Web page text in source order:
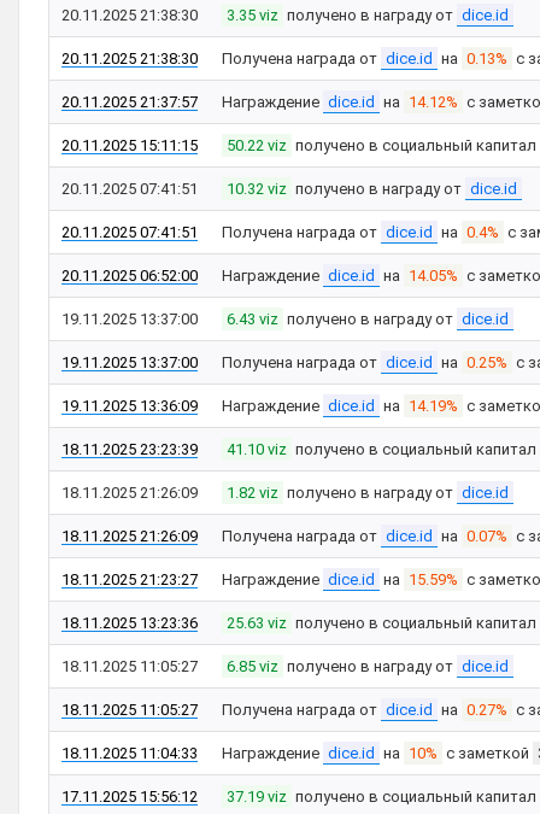
20.11.2025 21:38:30 3.35 viz получено в награду от dice.id
20.11.2025 21:38:30 Получена награда от dice.id на 0.13% с
20.11.2025 21:37:57 Награждение dice.id на 14.12% с
20.11.2025 15:11:15 50.22 viz получено в социальный
20.11.2025 07:41:51 10.32 viz получено в награду от dice.id
20.11.2025 07:41:51 Получена награда от dice.id на 0.4% с
20.11.2025 06:52:00 Награждение dice.id на 14.05% с
19.11.2025 13:37:00 6.43 viz получено в награду от dice.id
19.11.2025 13:37:00 Получена награда от dice.id на 0.25% с
19.11.2025 13:36:09 Награждение dice.id на 14.19% с
18.11.2025 23:23:39 41.10 viz получено в социальный
18.11.2025 21:26:09 1.82 viz получено в награду от dice.id
18.11.2025 21:26:09 Получена награда от dice.id на 0.07% с
18.11.2025 21:23:27 Награждение dice.id на 15.59% с
18.11.2025 13:23:36 25.63 viz получено в социальный
18.11.2025 11:05:27 6.85 viz получено в награду от dice.id
18.11.2025 11:05:27 Получена награда от dice.id на 0.27% с
18.11.2025 11:04:33 Награждение dice.id на 10% с заметкой
17.11.2025 15:56:12 37.19 viz получено в социальный